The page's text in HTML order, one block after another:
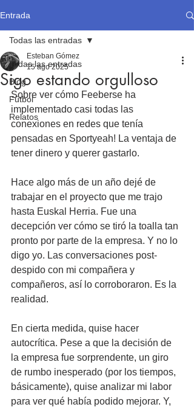
Entrada
Todas las entradas
Blog
Fútbol
Relatos
Todas las entradas
Sigo estando orgulloso
Esteban Gómez
15 ago 2025
Sobre ver cómo Feeberse ha
implementado casi todas las
conexiones en redes que tenía
pensadas en Sportyeah! La ventaja de
tener dinero y querer gastarlo.
Hace algo más de un año dejé de
trabajar en el proyecto que me trajo
hasta Euskal Herria. Fue una
decepción ver cómo se tiró la toalla tan
pronto por parte de la empresa. Y no lo
digo yo. Las conversaciones post-
despido con mi compañera y
compañeros, así lo corroboraron. Es la
realidad.
En cierta medida, quise hacer
autocrítica. Pese a que la decisión de
la empresa fue sorprendente, un giro
de rumbo inesperado (por los tiempos,
básicamente), quise analizar mi labor
para ver qué había podido mejorar. Y,